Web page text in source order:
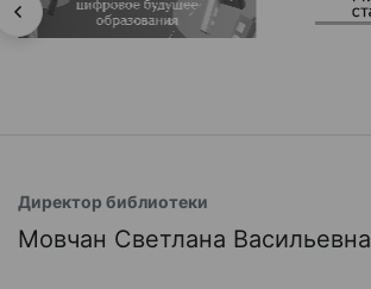
Директор библиотеки
Мовчан Светлана Васильевна